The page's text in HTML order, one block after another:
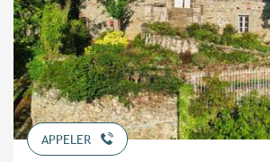
APPELER